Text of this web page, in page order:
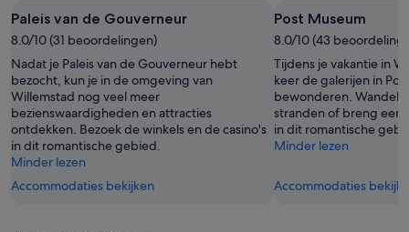
Paleis van de Gouverneur
8.0/10 (31 beoordelingen)
Nadat je Paleis van de Gouverneur hebt
bezocht, kun je in de omgeving van
Willemstad nog veel meer
bezienswaardigheden en attracties
ontdekken. Bezoek de winkels en de casino's
in dit romantische gebied.
Minder lezen
Accommodaties bekijken
Post Museum
8.0/10 (43
Tijdens je vakantie in
keer de galerijen in
bewonderen. Wandel
stranden of breng een
in dit romantische
Minder lezen
Accommodaties